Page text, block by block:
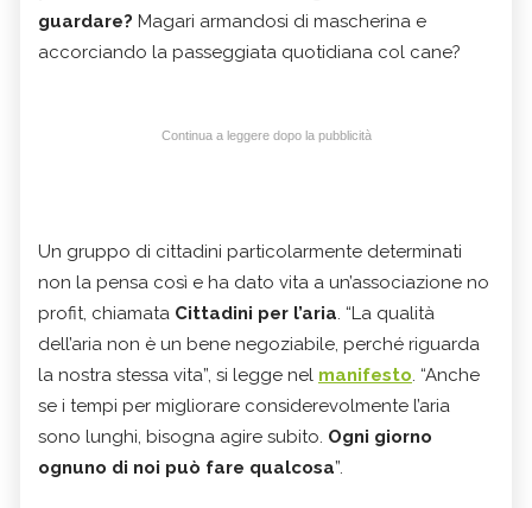
guardare? Magari armandosi di mascherina e
accorciando la passeggiata quotidiana col cane?
Continua a leggere dopo la pubblicità
Un gruppo di cittadini particolarmente determinati
non la pensa così e ha dato vita a un’associazione no
profit, chiamata Cittadini per l’aria. “La qualità
dell’aria non è un bene negoziabile, perché riguarda
la nostra stessa vita”, si legge nel manifesto. “Anche
se i tempi per migliorare considerevolmente l’aria
sono lunghi, bisogna agire subito. Ogni giorno
ognuno di noi può fare qualcosa”.